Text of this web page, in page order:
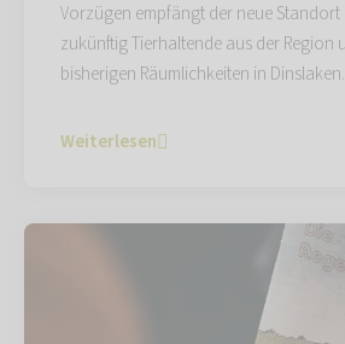
Vorzügen empfängt der neue Standort
zukünftig Tierhaltende aus der Region
bisherigen Räumlichkeiten in
Weiterlesen